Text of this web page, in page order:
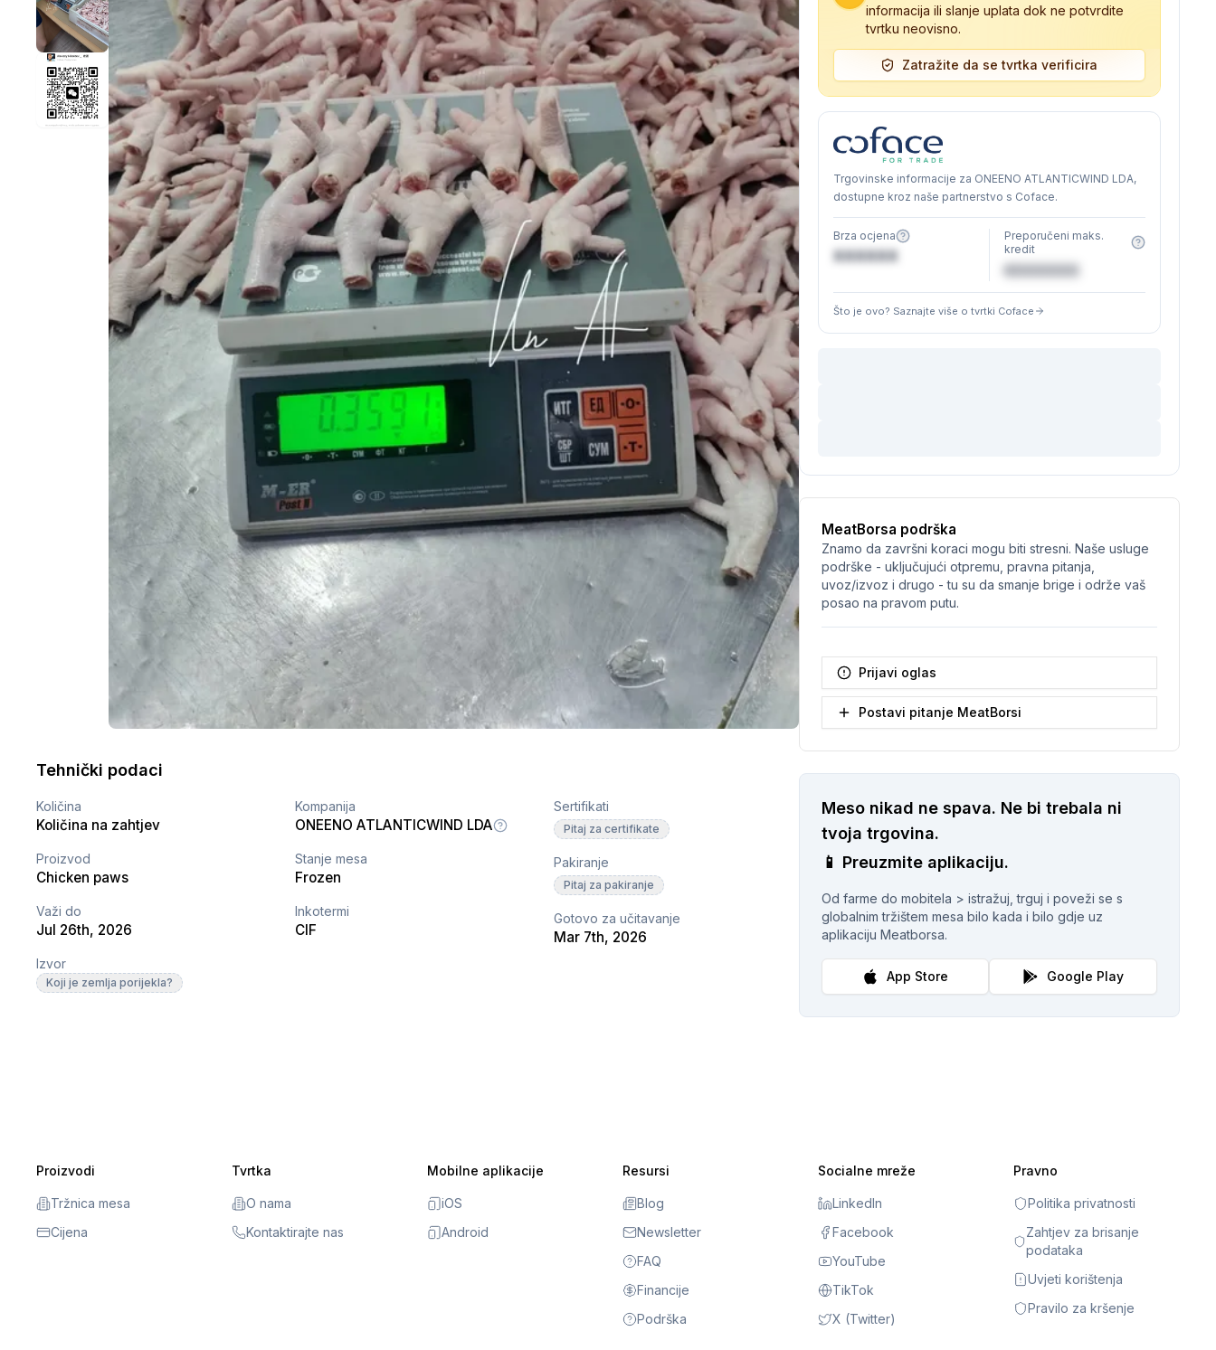
Tehnički podaci
Količina
Količina na zahtjev
Proizvod
Chicken paws
Važi do
Jul 26th, 2026
Izvor
Koji je zemlja porijekla?
Kompanija
ONEENO ATLANTICWIND LDA
Stanje mesa
Frozen
Inkotermi
CIF
Sertifikati
Pitaj za certifikate
Pakiranje
Pitaj za pakiranje
Gotovo za učitavanje
Mar 7th, 2026
informacija ili slanje uplata dok ne potvrdite
tvrtku neovisno.
Zatražite da se tvrtka verificira
Trgovinske informacije za ONEENO ATLANTICWIND LDA,
dostupne kroz naše partnerstvo s Coface.
Brza ocjena
XXXXXX
Preporučeni maks.
kredit
Što je ovo? Saznajte više o tvrtki Coface
MeatBorsa podrška
Znamo da završni koraci mogu biti stresni. Naše usluge
podrške - uključujući otpremu, pravna pitanja,
uvoz/izvoz i drugo - tu su da smanje brige i održe vaš
posao na pravom putu.
Prijavi oglas
Postavi pitanje MeatBorsi
Meso nikad ne spava. Ne bi trebala ni
tvoja trgovina.
📱 Preuzmite aplikaciju.
Od farme do mobitela > istražuj, trguj i poveži se s
globalnim tržištem mesa bilo kada i bilo gdje uz
aplikaciju Meatborsa.
App Store Google Play
Proizvodi
Tržnica mesa
Cijena
Tvrtka
O nama
Kontaktirajte nas
Mobilne aplikacije
iOS
Android
Resursi
Blog
Newsletter
FAQ
Financije
Podrška
Socialne mreže
LinkedIn
Facebook
YouTube
TikTok
X (Twitter)
Pravno
Politika privatnosti
Zahtjev za brisanje
podataka
Uvjeti korištenja
Pravilo za kršenje